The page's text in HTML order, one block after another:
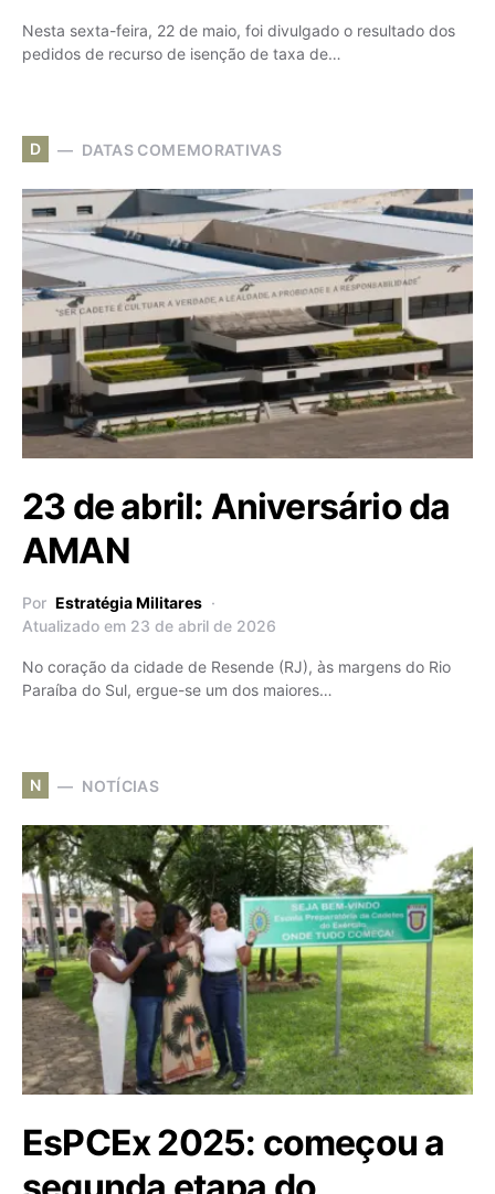
Nesta sexta-feira, 22 de maio, foi divulgado o resultado dos
pedidos de recurso de isenção de taxa de…
D DATAS COMEMORATIVAS
23 de abril: Aniversário da
AMAN
Por Estratégia Militares
Atualizado em 23 de abril de 2026
No coração da cidade de Resende (RJ), às margens do Rio
Paraíba do Sul, ergue-se um dos maiores…
N NOTÍCIAS
EsPCEx 2025: começou a